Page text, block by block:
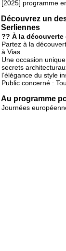
[2025] programme
Découvrez un
Serliennes
?? À la découverte
Partez à la
à Vias.
Une occasion
secrets
l’élégance du style
Public concerné :
Au programme
Journées